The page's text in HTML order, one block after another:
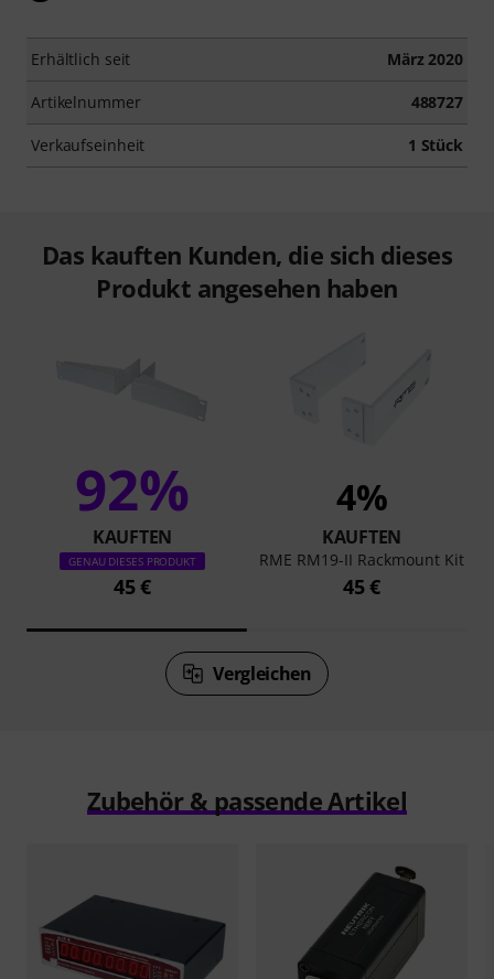
Erhältlich seit März 2020
Artikelnummer 488727
Verkaufseinheit 1 Stück
Das kauften Kunden, die sich dieses
Produkt angesehen haben
92%
KAUFTEN
GENAU DIESES PRODUKT
45 €
4%
KAUFTEN
RME RM19-II Rackmount Kit
45 €
Vergleichen
Zubehör & passende Artikel